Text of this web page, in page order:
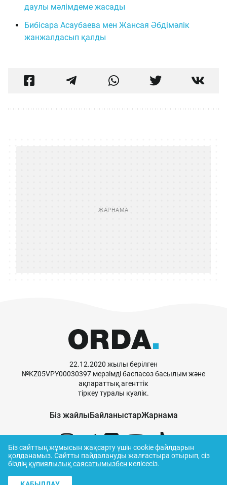
даулы мәлімдеме жасады
Бибісара Асаубаева мен Жансая Әбдімәлік
жанжалдасып қалды
22.12.2020 жылы берілген
№KZ05VPY00030397 мерзімді баспасөз басылым және
ақпараттық агенттік
тіркеу туралы куәлік.
Біз жайлыБайланыстарЖарнама
© ORDA,2026
Біз сайттың жұмысын жақсарту үшін cookie файлдарын
қолданамыз. Сайтты пайдалануды жалғастыра отырып, сіз
біздің құпиялылық саясатымызбен келісесіз.